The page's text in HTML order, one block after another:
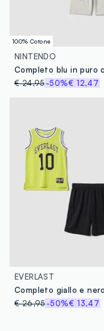
100% Cotone
NINTENDO
€ 24,95-50%€ 12,47
EVERLAST
€ 26,95-50%€ 13,47